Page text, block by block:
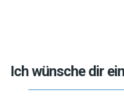
Ich wünsche dir